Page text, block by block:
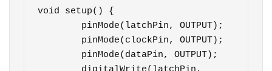
void setup() {